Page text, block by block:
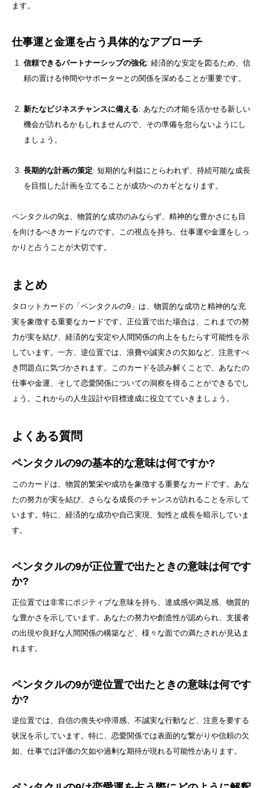
ます。
仕事運と金運を占う具体的なアプローチ
信頼できるパートナーシップの強化: 経済的な安定を図るため、信
頼の置ける仲間やサポーターとの関係を深めることが重要です。
新たなビジネスチャンスに備える: あなたの才能を活かせる新しい
機会が訪れるかもしれませんので、その準備を怠らないようにし
ましょう。
長期的な計画の策定: 短期的な利益にとらわれず、持続可能な成長
を目指した計画を立てることが成功へのカギとなります。
ペンタクルの9は、物質的な成功のみならず、精神的な豊かさにも目
を向けるべきカードなのです。この視点を持ち、仕事運や金運をしっ
かりと占うことが大切です。
まとめ
タロットカードの「ペンタクルの9」は、物質的な成功と精神的な充
実を象徴する重要なカードです。正位置で出た場合は、これまでの努
力が実を結び、経済的な安定や人間関係の向上をもたらす可能性を示
しています。一方、逆位置では、浪費や誠実さの欠如など、注意すべ
き問題点に気づかされます。このカードを読み解くことで、あなたの
仕事や金運、そして恋愛関係についての洞察を得ることができるでし
ょう。これからの人生設計や目標達成に役立てていきましょう。
よくある質問
ペンタクルの9の基本的な意味は何ですか?
このカードは、物質的繁栄や成功を象徴する重要なカードです。あな
たの努力が実を結び、さらなる成長のチャンスが訪れることを示して
います。特に、経済的な成功や自己実現、知性と成長を暗示していま
す。
ペンタクルの9が正位置で出たときの意味は何です
か?
正位置では非常にポジティブな意味を持ち、達成感や満足感、物質的
な豊かさを示しています。あなたの努力や創造性が認められ、支援者
の出現や良好な人間関係の構築など、様々な面での満たされが見込ま
れます。
ペンタクルの9が逆位置で出たときの意味は何です
か?
逆位置では、自信の喪失や停滞感、不誠実な行動など、注意を要する
状況を示しています。特に、恋愛関係では表面的な繋がりや信頼の欠
如、仕事では評価の欠如や過剰な期待が現れる可能性があります。